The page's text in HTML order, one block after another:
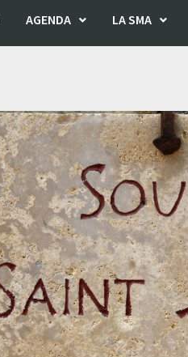
AGENDA LA SMA